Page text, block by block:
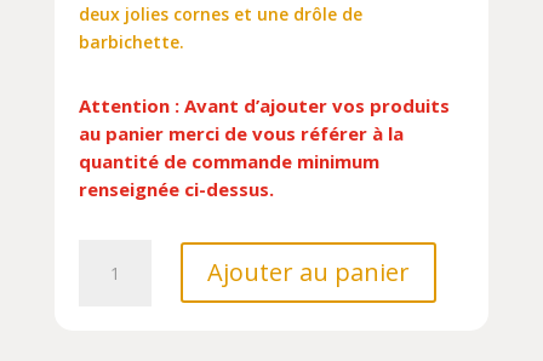
deux jolies cornes et une drôle de
barbichette.
Attention : Avant d’ajouter vos produits
au panier merci de vous référer à la
quantité de commande minimum
renseignée ci-dessus.
Ajouter au panier